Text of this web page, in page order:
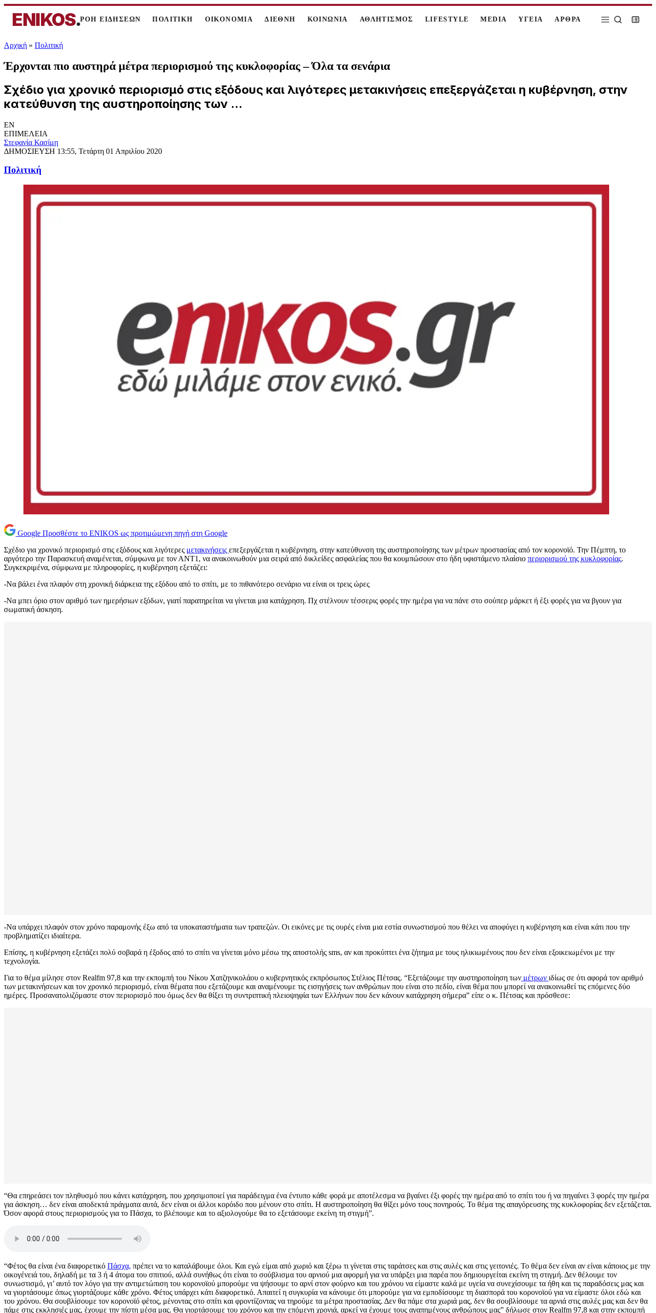
ENIKOS.ΡΟΗ ΕΙΔΗΣΕΩΝ ΠΟΛΙΤΙΚΗ ΟΙΚΟΝΟΜΙΑ ΔΙΕΘΝΗ ΚΟΙΝΩΝΙΑ ΑΘΛΗΤΙΣΜΟΣ LIFESTYLE MEDIA ΥΓΕΙΑ ΑΡΘΡΑ
Αρχική » Πολιτική
Έρχονται πιο αυστηρά μέτρα περιορισμού της κυκλοφορίας – Όλα τα σενάρια
Σχέδιο για χρονικό περιορισμό στις εξόδους και λιγότερες μετακινήσεις επεξεργάζεται η κυβέρνηση, στην
κατεύθυνση της αυστηροποίησης των ...
EN
ΕΠΙΜΕΛΕΙΑ
Στεφανία Κασίμη
ΔΗΜΟΣΙΕΥΣΗ 13:55, Τετάρτη 01 Απριλίου 2020
Πολιτική
Google Προσθέστε το ENIKOS ως προτιμώμενη πηγή στη Google
Σχέδιο για χρονικό περιορισμό στις εξόδους και λιγότερες μετακινήσεις επεξεργάζεται η κυβέρνηση, στην κατεύθυνση της αυστηροποίησης των μέτρων προστασίας από τον κορονοϊό. Την Πέμπτη, το
αργότερο την Παρασκευή αναμένεται, σύμφωνα με τον ΑΝΤ1, να ανακοινωθούν μια σειρά από δικλείδες ασφαλείας που θα κουμπώσουν στο ήδη υφιστάμενο πλαίσιο περιορισμού της κυκλοφορίας.
Συγκεκριμένα, σύμφωνα με πληροφορίες, η κυβέρνηση εξετάζει:
-Να βάλει ένα πλαφόν στη χρονική διάρκεια της εξόδου από το σπίτι, με το πιθανότερο σενάριο να είναι οι τρεις ώρες
-Να μπει όριο στον αριθμό των ημερήσιων εξόδων, γιατί παρατηρείται να γίνεται μια κατάχρηση. Πχ στέλνουν τέσσερις φορές την ημέρα για να πάνε στο σούπερ μάρκετ ή έξι φορές για να βγουν για
σωματική άσκηση.
-Να υπάρχει πλαφόν στον χρόνο παραμονής έξω από τα υποκαταστήματα των τραπεζών. Οι εικόνες με τις ουρές είναι μια εστία συνωστισμού που θέλει να αποφύγει η κυβέρνηση και είναι κάτι που την
προβληματίζει ιδιαίτερα.
Επίσης, η κυβέρνηση εξετάζει πολύ σοβαρά η έξοδος από το σπίτι να γίνεται μόνο μέσω της αποστολής sms, αν και προκύπτει ένα ζήτημα με τους ηλικιωμένους που δεν είναι εξοικειωμένοι με την
τεχνολογία.
Για το θέμα μίλησε στον Realfm 97,8 και την εκπομπή του Νίκου Χατζηνικολάου ο κυβερνητικός εκπρόσωπος Στέλιος Πέτσας. “Εξετάζουμε την αυστηροποίηση των μέτρων ιδίως σε ότι αφορά τον αριθμό
των μετακινήσεων και τον χρονικό περιορισμό, είναι θέματα που εξετάζουμε και αναμένουμε τις εισηγήσεις των ανθρώπων που είναι στο πεδίο, είναι θέμα που μπορεί να ανακοινωθεί τις επόμενες δύο
ημέρες. Προσανατολιζόμαστε στον περιορισμό που όμως δεν θα θίξει τη συντριπτική πλειοψηφία των Ελλήνων που δεν κάνουν κατάχρηση σήμερα” είπε ο κ. Πέτσας και πρόσθεσε:
“Θα επηρεάσει τον πληθυσμό που κάνει κατάχρηση, που χρησιμοποιεί για παράδειγμα ένα έντυπο κάθε φορά με αποτέλεσμα να βγαίνει έξι φορές την ημέρα από το σπίτι του ή να πηγαίνει 3 φορές την ημέρα
για άσκηση… δεν είναι αποδεκτά πράγματα αυτά, δεν είναι οι άλλοι κορόιδο που μένουν στο σπίτι. Η αυστηροποίηση θα θίξει μόνο τους πονηρούς. Το θέμα της απαγόρευσης της κυκλοφορίας δεν εξετάζεται.
Όσον αφορά στους περιορισμούς για το Πάσχα, το βλέπουμε και το αξιολογούμε θα το εξετάσουμε εκείνη τη στιγμή”.
“Φέτος θα είναι ένα διαφορετικό Πάσχα, πρέπει να το καταλάβουμε όλοι. Και εγώ είμαι από χωριό και ξέρω τι γίνεται στις ταράτσες και στις αυλές και στις γειτονιές. Το θέμα δεν είναι αν είναι κάποιος με την
οικογένειά του, δηλαδή με τα 3 ή 4 άτομα του σπιτιού, αλλά συνήθως ότι είναι το σούβλισμα του αρνιού μια αφορμή για να υπάρξει μια παρέα που δημιουργείται εκείνη τη στιγμή. Δεν θέλουμε τον
συνωστισμό, γι’ αυτό τον λόγο για την αντιμετώπιση του κορονοϊού μπορούμε να ψήσουμε το αρνί στον φούρνο και του χρόνου να είμαστε καλά με υγεία να συνεχίσουμε τα ήθη και τις παραδόσεις μας και
να γιορτάσουμε όπως γιορτάζουμε κάθε χρόνο. Φέτος υπάρχει κάτι διαφορετικό. Απαιτεί η συγκυρία να κάνουμε ότι μπορούμε για να εμποδίσουμε τη διασπορά του κορονοϊού για να είμαστε όλοι εδώ και
του χρόνου. Θα σουβλίσουμε τον κορονοϊό φέτος, μένοντας στο σπίτι και φροντίζοντας να τηρούμε τα μέτρα προστασίας. Δεν θα πάμε στα χωριά μας, δεν θα σουβλίσουμε τα αρνιά στις αυλές μας και δεν θα
πάμε στις εκκλησιές μας, έχουμε την πίστη μέσα μας. Θα γιορτάσουμε του χρόνου και την επόμενη χρονιά, αρκεί να έχουμε τους αγαπημένους ανθρώπους μας” δήλωσε στον Realfm 97,8 και στην εκπομπή